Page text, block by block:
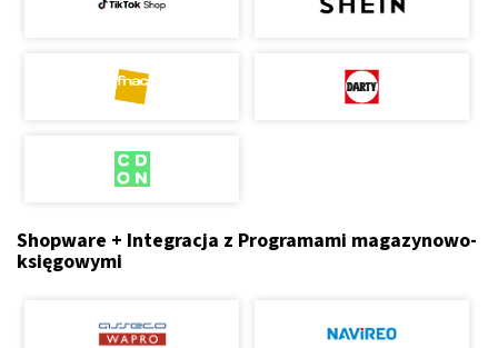
Shopware + Integracja z Programami magazynowo-
księgowymi